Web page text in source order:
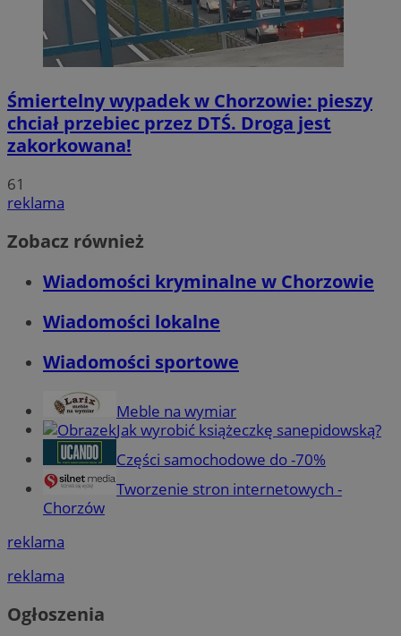
Śmiertelny wypadek w Chorzowie: pieszy
chciał przebiec przez DTŚ. Droga jest
zakorkowana!
61
reklama
Zobacz również
Wiadomości kryminalne w Chorzowie
Wiadomości lokalne
Wiadomości sportowe
Meble na wymiar
Jak wyrobić książeczkę sanepidowską?
Części samochodowe do -70%
Tworzenie stron internetowych -
Chorzów
reklama
reklama
Ogłoszenia